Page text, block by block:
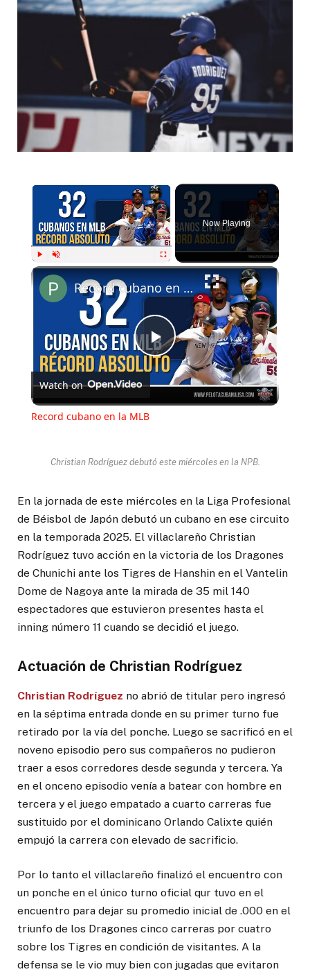
Play Unmute Fullscreen
Now Playing
Play
Video
Record cubano en la MLB
Watch on
Record cubano en la MLB
Christian Rodríguez debutó este miércoles en la NPB.
En la jornada de este miércoles en la Liga Profesional
de Béisbol de Japón debutó un cubano en ese circuito
en la temporada 2025. El villaclareño Christian
Rodríguez tuvo acción en la victoria de los Dragones
de Chunichi ante los Tigres de Hanshin en el Vantelin
Dome de Nagoya ante la mirada de 35 mil 140
espectadores que estuvieron presentes hasta el
inning número 11 cuando se decidió el juego.
Actuación de Christian Rodríguez
Christian Rodríguez no abrió de titular pero ingresó
en la séptima entrada donde en su primer turno fue
retirado por la vía del ponche. Luego se sacrificó en el
noveno episodio pero sus compañeros no pudieron
traer a esos corredores desde segunda y tercera. Ya
en el onceno episodio venía a batear con hombre en
tercera y el juego empatado a cuarto carreras fue
sustituido por el dominicano Orlando Calixte quién
empujó la carrera con elevado de sacrificio.
Por lo tanto el villaclareño finalizó el encuentro con
un ponche en el único turno oficial qur tuvo en el
encuentro para dejar su promedio inicial de .000 en el
triunfo de los Dragones cinco carreras por cuatro
sobre los Tigres en condición de visitantes. A la
defensa se le vio muy bien con jugadas que evitaron